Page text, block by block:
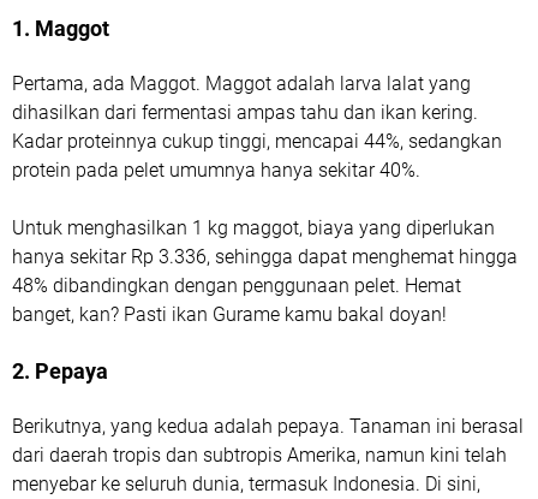
1. Maggot
Pertama, ada Maggot. Maggot adalah larva lalat yang
dihasilkan dari fermentasi ampas tahu dan ikan kering.
Kadar proteinnya cukup tinggi, mencapai 44%, sedangkan
protein pada pelet umumnya hanya sekitar 40%.
Untuk menghasilkan 1 kg maggot, biaya yang diperlukan
hanya sekitar Rp 3.336, sehingga dapat menghemat hingga
48% dibandingkan dengan penggunaan pelet. Hemat
banget, kan? Pasti ikan Gurame kamu bakal doyan!
2. Pepaya
Berikutnya, yang kedua adalah pepaya. Tanaman ini berasal
dari daerah tropis dan subtropis Amerika, namun kini telah
menyebar ke seluruh dunia, termasuk Indonesia. Di sini,